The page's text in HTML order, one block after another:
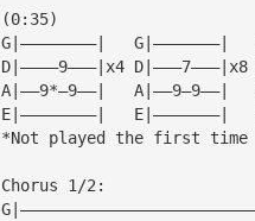
(0:35)
*Not played the first time
Chorus 1/2: